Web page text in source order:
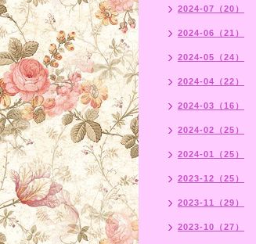
2024-07（20）
2024-06（21）
2024-05（24）
2024-04（22）
2024-03（16）
2024-02（25）
2024-01（25）
2023-12（25）
2023-11（29）
2023-10（27）